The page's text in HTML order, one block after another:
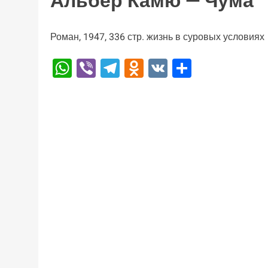
Роман, 1947, 336 стр. жизнь в суровых условиях
WhatsApp
ViberTelegram
Odnoklassniki
VK